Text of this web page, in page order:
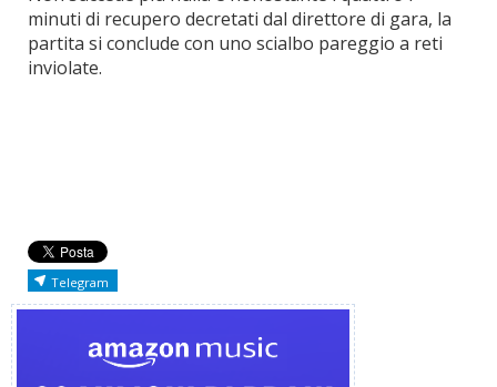
minuti di recupero decretati dal direttore di gara, la
partita si conclude con uno scialbo pareggio a reti
inviolate.
Telegram